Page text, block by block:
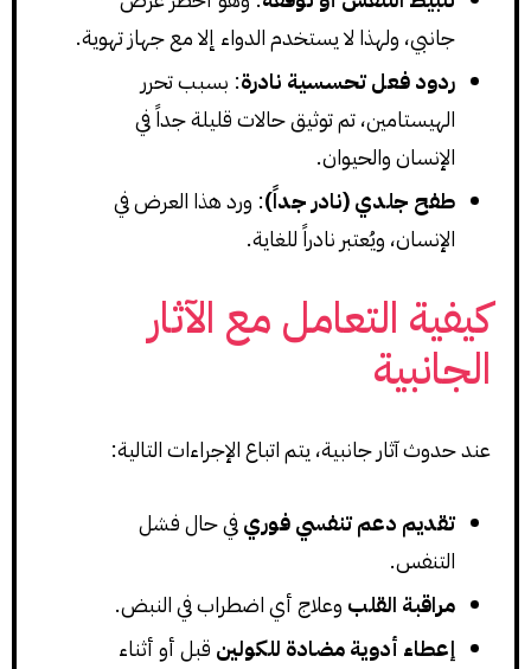
جانبي، ولهذا لا يستخدم الدواء إلا مع جهاز تهوية.
ردود فعل تحسسية نادرة: بسبب تحرر
الهيستامين، تم توثيق حالات قليلة جداً في
الإنسان والحيوان.
طفح جلدي (نادر جداً): ورد هذا العرض في
الإنسان، ويُعتبر نادراً للغاية.
كيفية التعامل مع الآثار
الجانبية
عند حدوث آثار جانبية، يتم اتباع الإجراءات التالية:
تقديم دعم تنفسي فوريفي حال فشل
التنفس.
مراقبة القلب وعلاج أي اضطراب في النبض.
إعطاء أدوية مضادة للكولين قبل أو أثناء